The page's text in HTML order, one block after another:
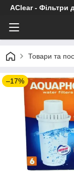
AClear - Фільтри
Товари та
–17%